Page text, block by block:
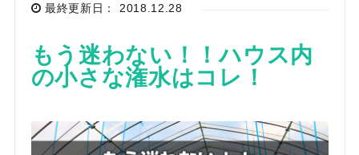
最終更新日： 2018.12.28
もう迷わない！！ハウス内
の小さな潅水はコレ！